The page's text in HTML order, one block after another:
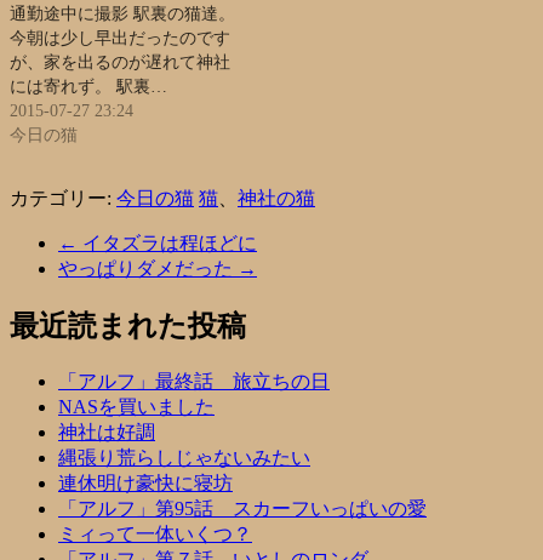
通勤途中に撮影 駅裏の猫達。
今朝は少し早出だったのです
が、家を出るのが遅れて神社
には寄れず。 駅裏…
2015-07-27 23:24
今日の猫
カテゴリー: 今日の猫 猫 神社の猫
← イタズラは程ほどに
やっぱりダメだった →
最近読まれた投稿
「アルフ」最終話 旅立ちの日
NASを買いました
神社は好調
縄張り荒らしじゃないみたい
連休明け豪快に寝坊
「アルフ」第95話 スカーフいっぱいの愛
ミィって一体いくつ？